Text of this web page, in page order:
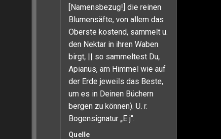
[Namensbezug!] die reinen
Blumensäfte, von allem das
Oberste kostend, sammelt u.
den Nektar in ihren Waben
birgt, || so sammeltest Du,
Apianus, am Himmel wie auf
der Erde jeweils das Beste,
um es in Deinen Büchern
bergen zu können). U. r.
Bogensignatur „E j“.
Quelle